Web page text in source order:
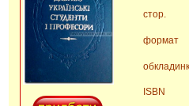
стор.
формат
ISBN